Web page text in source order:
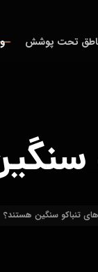
تحت پوشش
تنباکو سنگین هستند؟